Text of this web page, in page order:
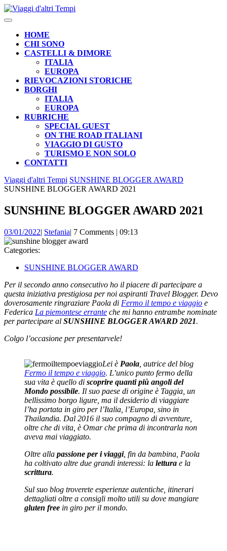
Skip
to
Open
ButtonHOME
CHI SONO
CASTELLI & DIMORE
ITALIA
EUROPA
RIEVOCAZIONI STORICHE
BORGHI
ITALIA
EUROPA
RUBRICHE
SPECIAL GUEST
ON THE ROAD ITALIANI
VIAGGIO DI GUSTO
TURISMO E NON SOLO
CONTATTI
CLOSE
BUTTON
Viaggi d'altri Tempi SUNSHINE BLOGGER AWARD
SUNSHINE BLOGGER AWARD 2021
SUNSHINE BLOGGER AWARD 2021
03/01/202203/01/2022
| StefaniaStefania
| 7 Comments | 09:13
Categories:
SUNSHINE BLOGGER AWARD
Per il secondo anno consecutivo ho il piacere di partecipare a
questa iniziativa prestigiosa per noi aspiranti Travel Blogger. Devo
doverosamente ringraziare Paola di Fermo il tempo e viaggio e
Federica La piemontese errante che mi hanno entrambe nominate
per partecipare al SUNSHINE BLOGGER AWARD 2021.
Colgo l’occasione per presentarvele!
Lei è Paola , autrice del blog
Fermo il tempo e viaggio. L’unico punto fermo della
sua vita è quello di scoprire quanti più angoli del
Mondo possibile. Il suo paese di origine è Taggia, un
bellissimo borgo ligure, ma il desiderio di viaggiare
l’ha portata in giro per l’Italia, l’Europa, sino in
Thailandia. Dal 2016 il suo compagno di avventure,
oltre che di vita, è Omar che prima di incontrarla non
aveva mai viaggiato.
Oltre alla passione per i viaggi, fin da bambina, Paola
ha coltivato altre due grandi interessi: la lettura e la
scrittura.
Sul suo blog troverete esperienze autentiche, itinerari
dettagliati oltre a consigli molto utili su dove mangiare
gluten free in giro per il mondo.